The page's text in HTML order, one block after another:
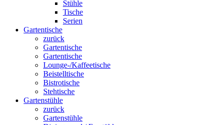
Stühle
Tische
Serien
Gartentische
zurück
Gartentische
Gartentische
Lounge-/Kaffeetische
Beistelltische
Bistrotische
Stehtische
Gartenstühle
zurück
Gartenstühle